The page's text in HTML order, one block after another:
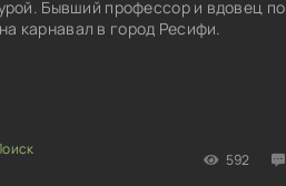
Бывший профессор и вдовец по
карнавал в город Ресифи.
592